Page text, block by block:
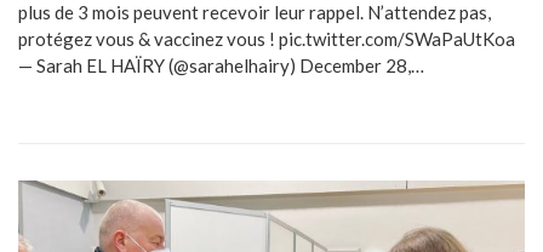
plus de 3 mois peuvent recevoir leur rappel. N’attendez pas,
protégez vous & vaccinez vous ! pic.twitter.com/SWaPaUtKoa
— Sarah EL HAÏRY (@sarahelhairy) December 28,…